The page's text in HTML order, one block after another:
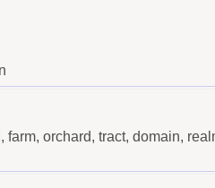
farm, orchard, tract, domain,